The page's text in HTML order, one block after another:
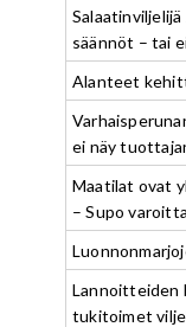
säännöt – tai
Alanteet
ei näy
Maatilat ovat
– Supo
Lannoitteiden
tukitoimet